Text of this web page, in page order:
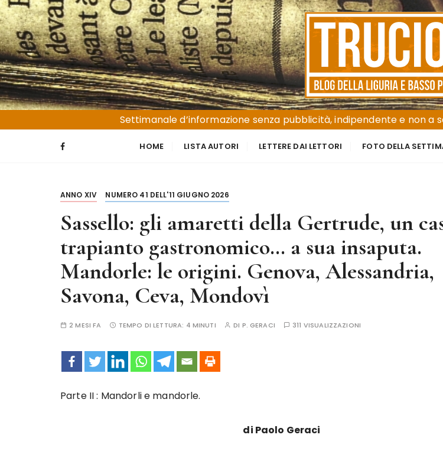
S
a
l
t
a
a
l
c
Trucioli
Liguria e Basso Piemonte
Settimanale d’informazione senza pubblicità, indipendente e non a
HOME LISTA AUTORI LETTERE DAI LETTORI FOTO DELLA
ANNO XIV NUMERO 41 DELL'11 GIUGNO 2026
Sassello: gli amaretti della Gertrude, un
trapianto gastronomico… a sua insaputa.
Mandorle: le origini. Genova, Alessandria,
Savona, Ceva, Mondovì
2 MESI FA TEMPO DI LETTURA: 4 MINUTI DI P. GERACI 311 VISUALIZZAZIONI
Parte II : Mandorli e mandorle.
di Paolo Geraci